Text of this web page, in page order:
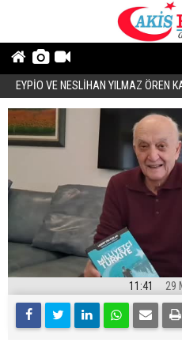
EYPİO VE NESLİHAN YILMAZ ÖREN
11:41 29